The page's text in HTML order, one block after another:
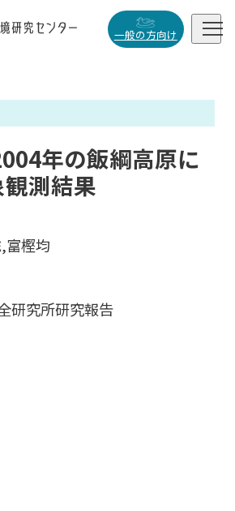

一般の方向け 
年の飯綱高原に
測結果
富樫均
研究所研究報告